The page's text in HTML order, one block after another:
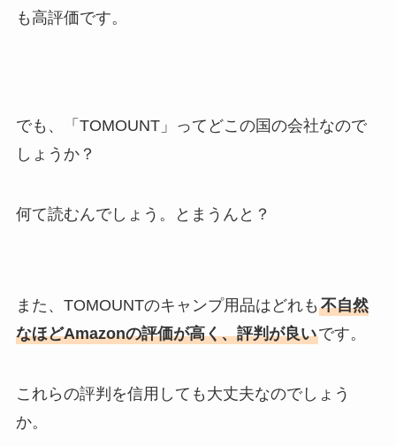
も高評価です。
でも、「TOMOUNT」ってどこの国の会社なので
しょうか？
何て読むんでしょう。とまうんと？
また、TOMOUNTのキャンプ用品はどれも 不自然
なほどAmazonの評価が高く、評判が良いです。
これらの評判を信用しても大丈夫なのでしょう
か。